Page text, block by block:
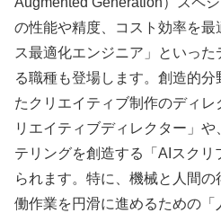
の性能や精度、コスト効率を
ス最適化エンジニア」といっ
る職種も登場します。創造的
たクリエイティブ制作のディレ
リエイティブディレクター」
テリングを創造する「AIスク
られます。特に、機械と人間
働作業を円滑に進めるための「